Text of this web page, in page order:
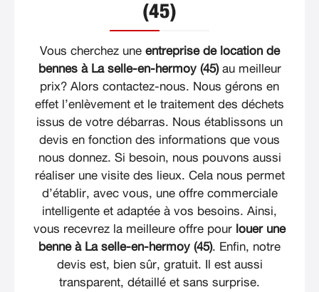
(45)
Vous cherchez une entreprise de location de
bennes à La selle-en-hermoy (45)au meilleur
prix? Alors contactez-nous. Nous gérons en
effet l’enlèvement et le traitement des déchets
issus de votre débarras. Nous établissons un
devis en fonction des informations que vous
nous donnez. Si besoin, nous pouvons aussi
réaliser une visite des lieux. Cela nous permet
d’établir, avec vous, une offre commerciale
intelligente et adaptée à vos besoins. Ainsi,
vous recevrez la meilleure offre pour louer une
benne à La selle-en-hermoy (45). Enfin, notre
devis est, bien sûr, gratuit. Il est aussi
transparent, détaillé et sans surprise.